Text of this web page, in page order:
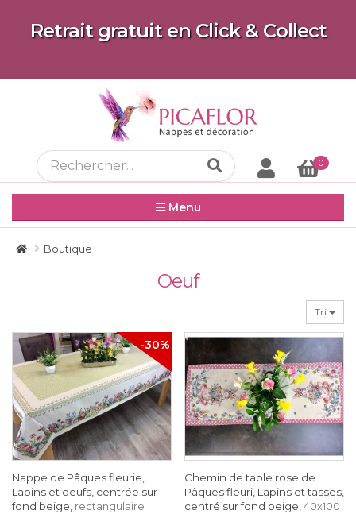
Retrait gratuit en Click & Collect
0
Menu
Boutique
Oeuf
Tri
-30%
Nappe de Pâques fleurie,
Lapins et oeufs, centrée sur
fond beige, rectangulaire
Chemin de table rose de
Pâques fleuri, Lapins et tasses,
centré sur fond beige, 40x100